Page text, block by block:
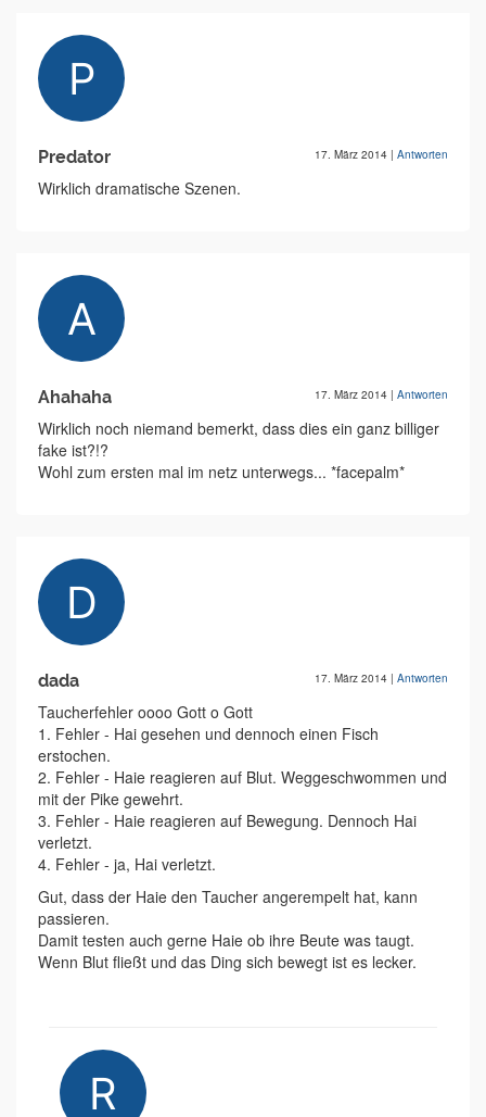
Predator 17. März 2014 | Antworten
Wirklich dramatische Szenen.
Ahahaha 17. März 2014 | Antworten
Wirklich noch niemand bemerkt, dass dies ein ganz billiger
fake ist?!?
Wohl zum ersten mal im netz unterwegs... *facepalm*
dada 17. März 2014 | Antworten
Taucherfehler oooo Gott o Gott
1. Fehler - Hai gesehen und dennoch einen Fisch
erstochen.
2. Fehler - Haie reagieren auf Blut. Weggeschwommen und
mit der Pike gewehrt.
3. Fehler - Haie reagieren auf Bewegung. Dennoch Hai
verletzt.
4. Fehler - ja, Hai verletzt.
Gut, dass der Haie den Taucher angerempelt hat, kann
passieren.
Damit testen auch gerne Haie ob ihre Beute was taugt.
Wenn Blut fließt und das Ding sich bewegt ist es lecker.